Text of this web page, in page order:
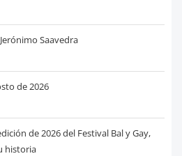
Saavedra
de 2026
de 2026 del Festival Bal y Gay,
historia